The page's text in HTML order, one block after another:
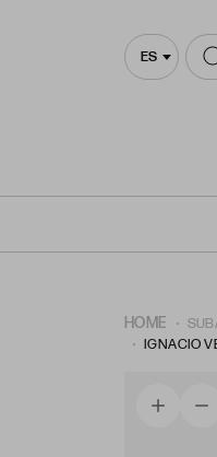
ES
HOME
IGNACIO